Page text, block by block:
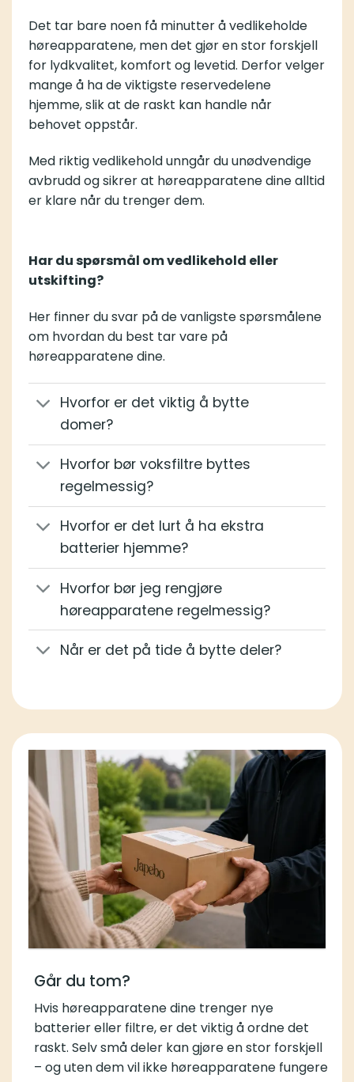
Det tar bare noen få minutter å vedlikeholde
høreapparatene, men det gjør en stor forskjell
for lydkvalitet, komfort og levetid. Derfor velger
mange å ha de viktigste reservedelene
hjemme, slik at de raskt kan handle når
behovet oppstår.
Med riktig vedlikehold unngår du unødvendige
avbrudd og sikrer at høreapparatene dine alltid
er klare når du trenger dem.
Har du spørsmål om vedlikehold eller
utskifting?
Her finner du svar på de vanligste spørsmålene
om hvordan du best tar vare på
høreapparatene dine.
Hvorfor er det viktig å bytte
domer?
Hvorfor bør voksfiltre byttes
regelmessig?
Hvorfor er det lurt å ha ekstra
batterier hjemme?
Hvorfor bør jeg rengjøre
høreapparatene regelmessig?
Når er det på tide å bytte deler?
Går du tom?
Hvis høreapparatene dine trenger nye
batterier eller filtre, er det viktig å ordne det
raskt. Selv små deler kan gjøre en stor forskjell
– og uten dem vil ikke høreapparatene fungere